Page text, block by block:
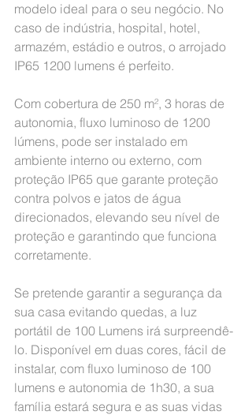
modelo ideal para o seu negócio. No
caso de indústria, hospital, hotel,
armazém, estádio e outros, o arrojado
IP65 1200 lumens é perfeito.
Com cobertura de 250 m², 3 horas de
autonomia, fluxo luminoso de 1200
lúmens, pode ser instalado em
ambiente interno ou externo, com
proteção IP65 que garante proteção
contra polvos e jatos de água
direcionados, elevando seu nível de
proteção e garantindo que funciona
corretamente.
Se pretende garantir a segurança da
sua casa evitando quedas, a luz
portátil de 100 Lumens irá surpreendê-
lo. Disponível em duas cores, fácil de
instalar, com fluxo luminoso de 100
lumens e autonomia de 1h30, a sua
família estará segura e as suas vidas